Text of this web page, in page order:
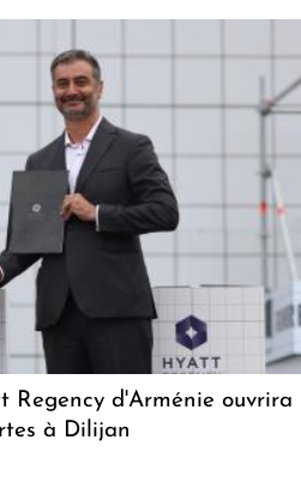
Regency d'Arménie ouvrira
à Dilijan